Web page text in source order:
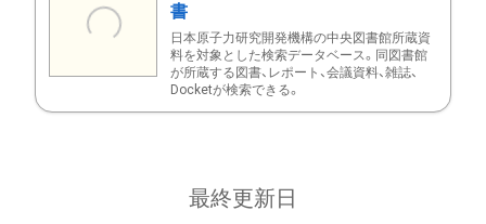
書
日本原子力研究開発機構の中央図書館所蔵資
料を対象とした検索データベース。同図書館
が所蔵する図書、レポート、会議資料、雑誌、
Docketが検索できる。
最終更新日